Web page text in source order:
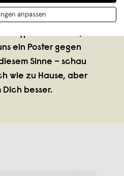
behauptet, er
typealive leben,
ein Poster gegen
Sinne – schau
wie zu Hause, aber
Dich besser.
anpassen